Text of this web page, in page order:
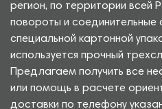
регион, по территории всей
повороты и соединительные
специальной картонной
используется прочный
Предлагаем получить все
или помощь в расчете
доставки по телефону